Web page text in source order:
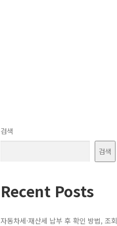
검색
검색
Recent Posts
자동차세·재산세 납부 후 확인 방법, 조회